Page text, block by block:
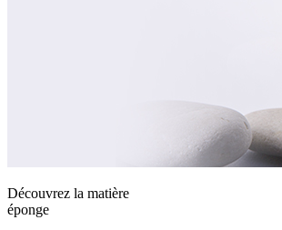
Découvrez la matière
éponge